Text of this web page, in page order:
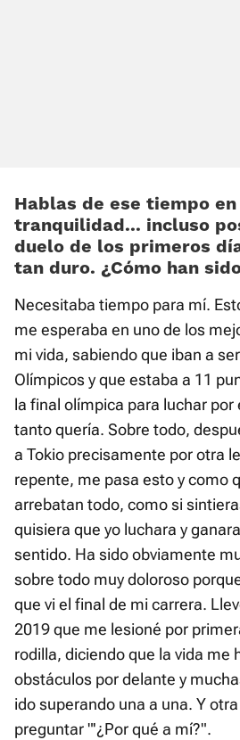
Hablas de ese tiempo
tranquilidad... incluso
duelo de los primeros
tan duro. ¿Cómo han
Necesitaba tiempo para mí.
me esperaba en uno de los
mi vida, sabiendo que iban a
Olímpicos y que estaba a 11
la final olímpica para luchar por
tanto quería. Sobre todo,
a Tokio precisamente por otra
repente, me pasa esto y como
arrebatan todo, como si
quisiera que yo luchara y
sentido. Ha sido obviamente
sobre todo muy doloroso
que vi el final de mi carrera.
2019 que me lesioné por
rodilla, diciendo que la vida me
obstáculos por delante y
ido superando una a una. Y
preguntar "'¿Por qué a mí?".